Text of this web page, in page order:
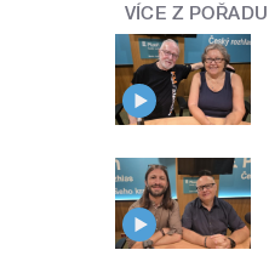
VÍCE Z POŘADU